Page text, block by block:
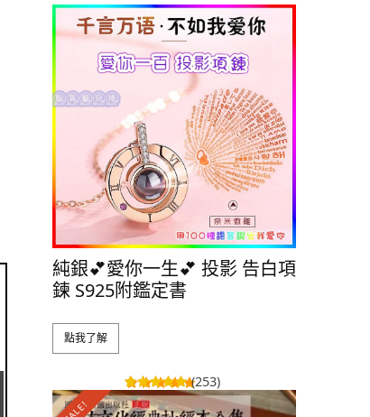
純銀💕愛你一生💕 投影 告白項
鍊 S925附鑑定書
點我了解
(253)